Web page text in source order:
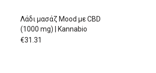
Λάδι μασάζ Mood με CBD
(1000 mg) | Kannabio
€31.31